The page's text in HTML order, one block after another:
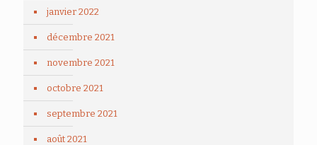
janvier 2022
décembre 2021
novembre 2021
octobre 2021
septembre 2021
août 2021